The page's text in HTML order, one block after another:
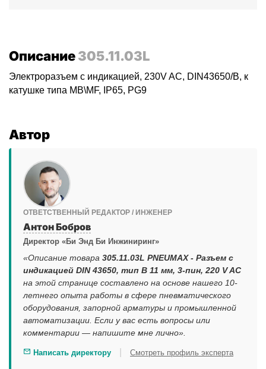
Описание305.11.03L
Электроразъем с индикацией, 230V AC, DIN43650/B, к
катушке типа МВ\MF, IP65, PG9
Автор
ОТВЕТСТВЕННЫЙ РЕДАКТОР / ИНЖЕНЕР
Антон Бобров
Директор «Би Энд Би Инжиниринг»
«Описание товара 305.11.03L PNEUMAX - Разъем с
индикацией DIN 43650, тип B 11 мм, 3-пин, 220 V AC
на этой странице составлено на основе нашего 10-
летнего опыта работы в сфере пневматического
оборудования, запорной арматуры и промышленной
автоматизации. Если у вас есть вопросы или
комментарии — напишите мне лично».
Написать директору Смотреть профиль эксперта